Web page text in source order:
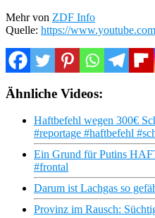
Mehr von ZDF Info
Quelle: https://
Ähnliche Videos:
Haftbefehl wegen 300€
#reportage #haftbefehl
Ein Grund für Putins
#frontal
Darum ist Lachgas so
Provinz im Rausch: